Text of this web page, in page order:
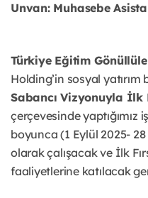
Unvan: Muhasebe
Türkiye Eğitim
Holding’in sosyal yatırım
Sabancı Vizyonuyla İlk
çerçevesinde yaptığımız
boyunca (1 Eylül 2025-
olarak çalışacak ve İlk
faaliyetlerine katılacak